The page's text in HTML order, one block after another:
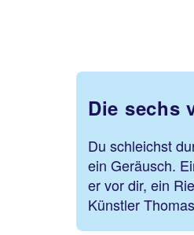
Die sechs
Du schleichst
ein Geräusch.
er vor dir, ein
Künstler